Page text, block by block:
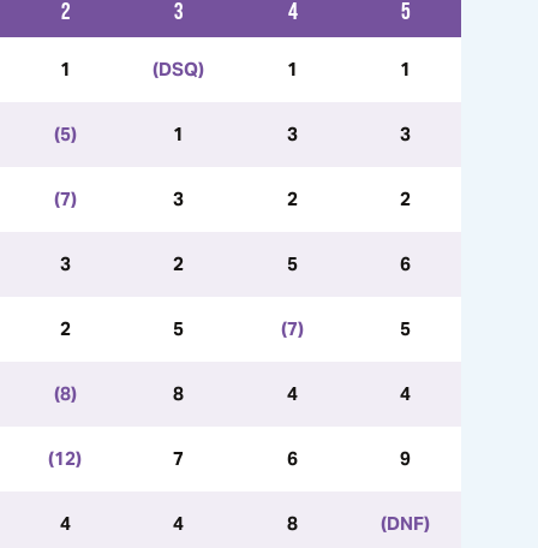
2 3 4 5
1 (DSQ) 1 1
(5) 1 3 3
(7) 3 2 2
3 2 5 6
2 5 (7) 5
(8) 8 4 4
(12) 7 6 9
4 4 8 (DNF)